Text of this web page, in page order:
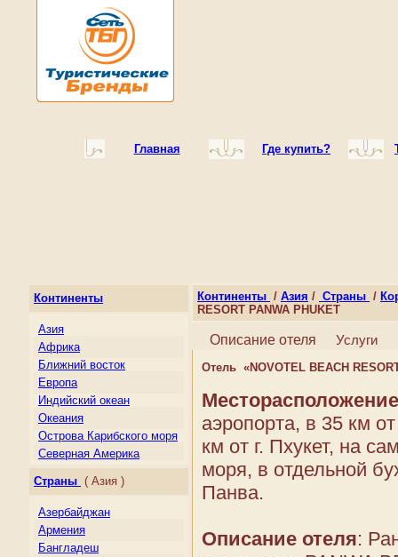
Главная Где купить?
Континенты
Азия
Африка
Ближний восток
Европа
Индийский океан
Океания
Острова Карибского моря
Северная Америка
Южная Америка
Страны ( Азия )
Азербайджан
Армения
Бангладеш
Континенты / Азия / Страны /
RESORT PANWA PHUKET
Описание отеля Услуги
Отель «NOVOTEL BEACH
Месторасположение
аэропорта, в 35 км от
км от г. Пхукет, на
моря, в отдельной
Панва.
Описание отеля: